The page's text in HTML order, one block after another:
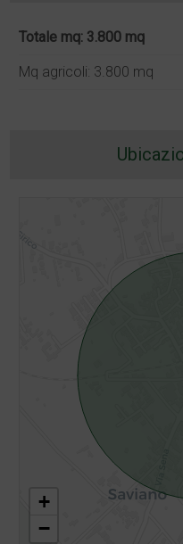
Totale mq: 3.800 mq
Mq agricoli: 3.800 mq
+
−